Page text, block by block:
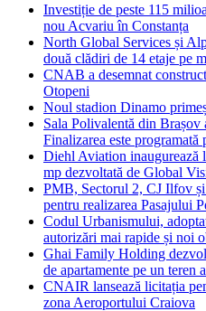
Investiție de peste 115
nou Acvariu în Constanța
North Global Services și
două clădiri de 14 etaje pe
CNAB a desemnat
Otopeni
Noul stadion Dinamo
Sala Polivalentă din Brașov
Finalizarea este
Diehl Aviation inaugurează
mp dezvoltată de Global
PMB, Sectorul 2, CJ Ilfov
pentru realizarea Pasajului
Codul Urbanismului,
autorizări mai rapide și noi
Ghai Family Holding
de apartamente pe un teren
CNAIR lansează licitația
zona Aeroportului Craiova